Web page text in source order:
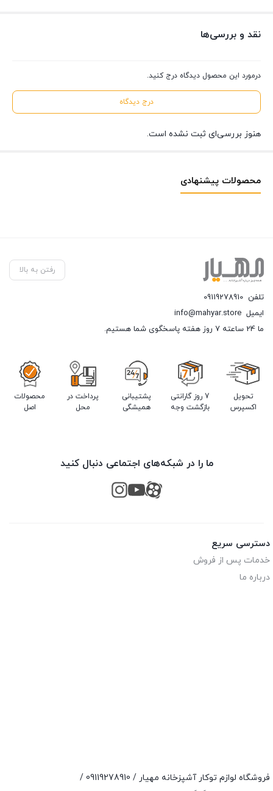
نقد و بررسی‌ها
درمورد این محصول دیدگاه درج کنید.
درج دیدگاه
هنوز بررسی‌ای ثبت نشده است.
محصولات پیشنهادی
رفتن به بالا
تلفن 09119278910
ایمیل info@mahyar.store
ما 24 ساعته 7 روز هفته پاسخگوی شما هستیم.
تحویل
اکسپرس
7 روز گارانتی
بازگشت وجه
پشتیبانی
همیشگی
پرداخت در
محل
محصولات
اصل
ما را در شبکه‌های اجتماعی دنبال کنید
دسترسی سریع
خدمات پس از فروش
درباره ما
فروشگاه لوازم توکار آشپزخانه مهیار / 09119278910
/